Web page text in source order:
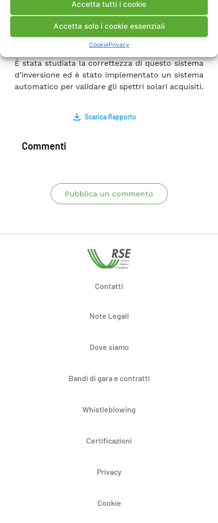
Accetta tutti i cookie
Accetta solo i cookie essenziali
CookiePrivacy
acqua precipitabile e di ozono, coefficienti di
Rayleigh per descrivere il carico aerosolico
atmosferico), necessari per la costruzione di uno
spettro “sintetico” mediante il software
È stata studiata la correttezza di questo sistema
d’inversione ed è stato implementato un sistema
automatico per validare gli spettri solari acquisiti.
Scarica Rapporto
Commenti
Pubblica un commento
Contatti
Note Legali
Dove siamo
Bandi di gara e contratti
Whistleblowing
Certificazioni
Privacy
Cookie